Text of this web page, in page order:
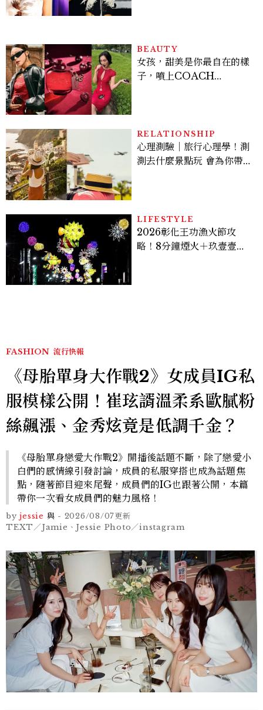
BEAUTY
女孩，甜美是你最自在的樣
子，噴上COACH
RELATIONSHIP
心理測驗｜旅行心理學！測
測去什麼景點玩 會為你帶來
LIFESTYLE
2026彰化王功漁火節攻
略！8分鐘煙火＋玖壹壹、
FASHION 流行快報
《母胎單身大作戰2》女成員IG私
服模樣公開！崔玹諝溫柔系歐膩粉
絲飆漲、金秀炫竟是低調千金？
《母胎單身戀愛大作戰2》開播後話題不斷，除了戀愛小
白們的感情線引發討論，成員的私服穿搭也成為話題焦
點，隨著節目迎來尾聲，成員們的IG也跟著公開，本篇
帶你一次看女成員們的魅力風格！
by jessie 與 - 2026/08/07更新
TEXT／Jamie、Jessie Photo／instagram